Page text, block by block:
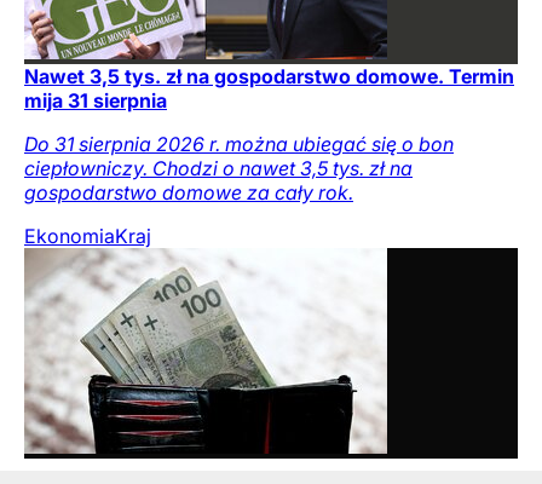
Nawet 3,5 tys. zł na gospodarstwo domowe. Termin
mija 31 sierpnia
Do 31 sierpnia 2026 r. można ubiegać się o bon
ciepłowniczy. Chodzi o nawet 3,5 tys. zł na
gospodarstwo domowe za cały rok.
EkonomiaKraj